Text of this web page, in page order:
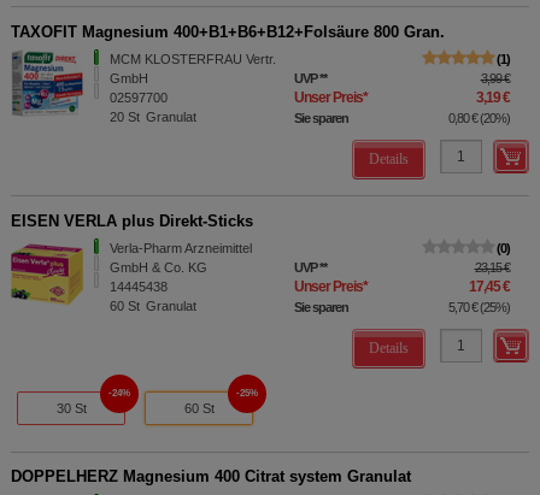
TAXOFIT Magnesium 400+B1+B6+B12+Folsäure 800 Gran.
MCM KLOSTERFRAU Vertr.
GmbH
02597700
20 St Granulat
1
UVP** 3,99 €
Unser Preis* 3,19 €
Sie sparen 0,80 €(20%)
Details
EISEN VERLA plus Direkt-Sticks
Verla-Pharm Arzneimittel
GmbH & Co. KG
14445438
60 St Granulat
0
UVP** 23,15 €
Unser Preis* 17,45 €
Sie sparen 5,70 €(25%)
Details
30 St
24%
60 St
25%
DOPPELHERZ Magnesium 400 Citrat system Granulat